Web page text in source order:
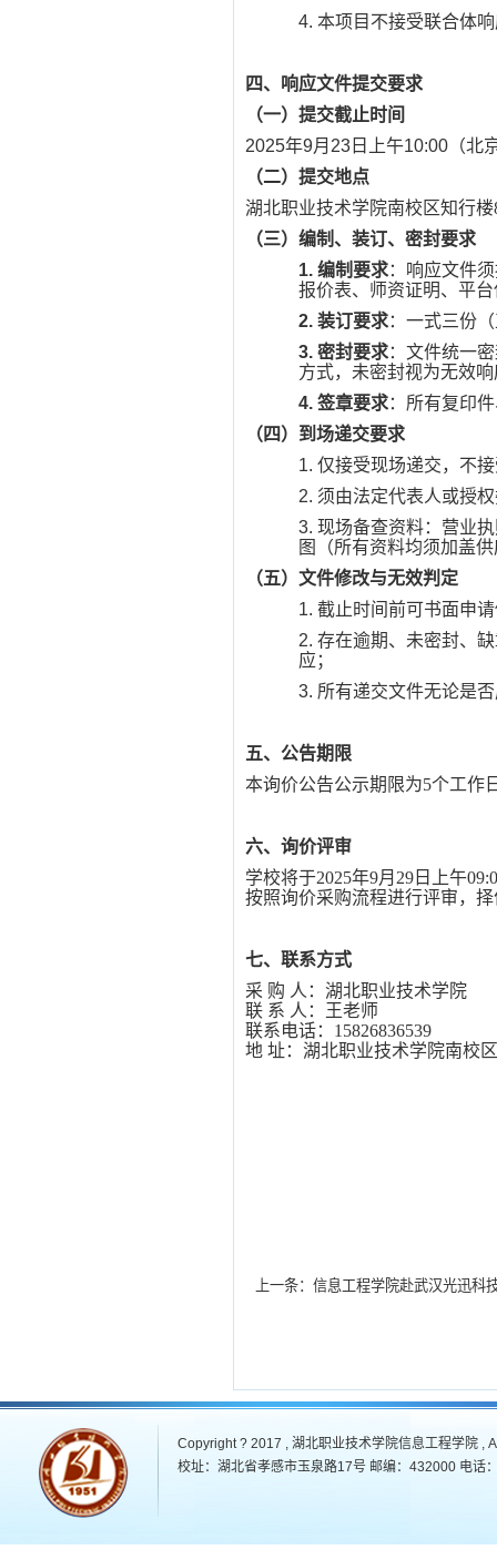
4. 本项目不接受联合体
四、响应文件提交要求
（一）提交截止时间
2025年9月23日上午10:00（北
（二）提交地点
湖北职业技术学院南校区知行楼
（三）编制、装订、密封要求
1. 编制要求：响应文件
报价表、师资证明、平
2. 装订要求：一式三份
3. 密封要求：文件统一
方式，未密封视为无效
4. 签章要求：所有复印
（四）到场递交要求
1. 仅接受现场递交，不
2. 须由法定代表人或授
3. 现场备查资料：营业
图（所有资料均须加盖
（五）文件修改与无效判定
1. 截止时间前可书面申
2. 存在逾期、未密封、
应；
3. 所有递交文件无论是
五、公告期限
本询价公告公示期限为5个工作
六、询价评审
学校将于2025年9月29日上午
按照询价采购流程进行评审，
七、联系方式
采 购 人：湖北职业技术学院
联 系 人：王老师
联系电话： 15826836539
地 址：湖北职业技术学院南校
上一条： 信息工程学院赴武汉光迅
Copyright ? 2017 , 湖北职业技术学院信息工程学院 ,
校址：湖北省孝感市玉泉路17号 邮编：432000 电话